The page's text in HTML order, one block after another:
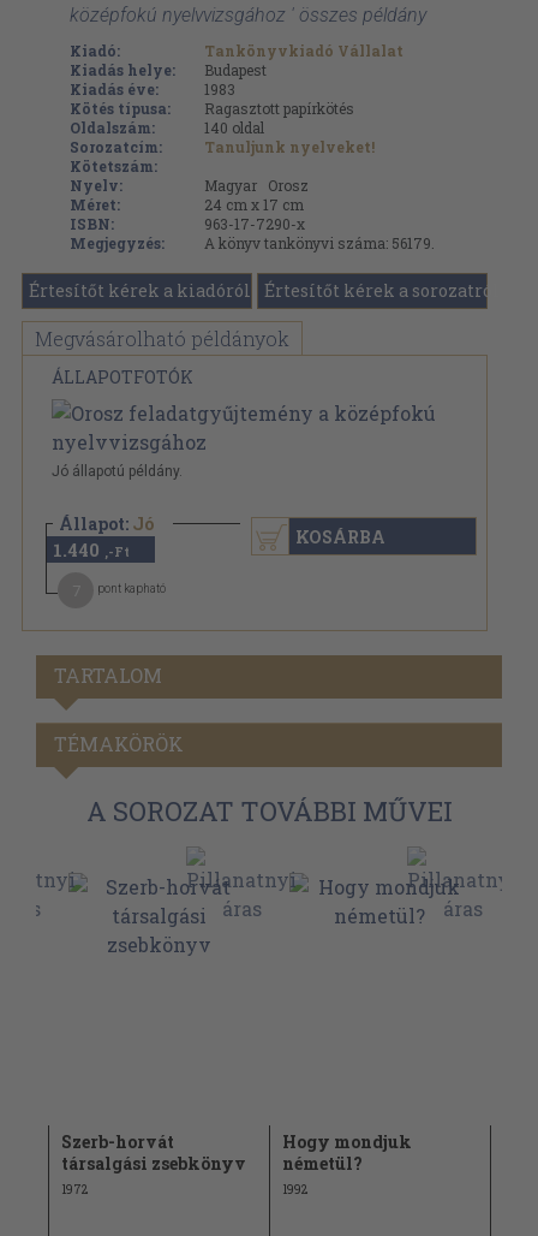
középfokú nyelvvizsgához ' összes példány
Kiadó:
Tankönyvkiadó Vállalat
Kiadás helye:
Budapest
Kiadás éve:
1983
Kötés típusa:
Ragasztott papírkötés
Oldalszám:
140 oldal
Sorozatcím:
Tanuljunk nyelveket!
Kötetszám:
Nyelv:
Magyar
Orosz
Méret:
24 cm x 17 cm
ISBN:
963-17-7290-x
Megjegyzés:
A könyv tankönyvi száma: 56179.
Értesítőt kérek a kiadóról Értesítőt kérek a sorozatról
Megvásárolható példányok
ÁLLAPOTFOTÓK
Jó állapotú példány.
Állapot: Jó
1.440 ,-Ft
pont kapható
KOSÁRBA
TARTALOM
TÉMAKÖRÖK
A SOROZAT TOVÁBBI MŰVEI
Szerb-horvát
társalgási zsebkönyv
1972
Hogy mondjuk
németül?
1992